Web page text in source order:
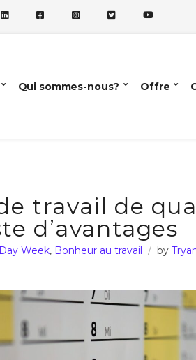
Qui sommes-nous? Offre
travail de
d’avantages
Week, Bonheur au travail by